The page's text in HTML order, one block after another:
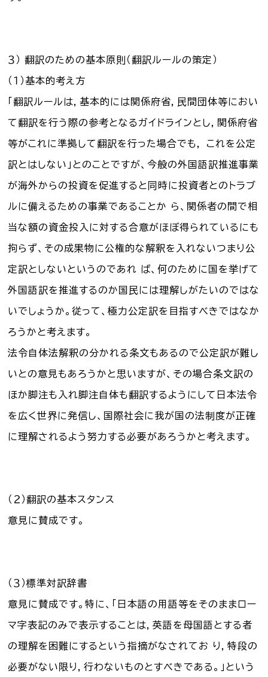
３） 翻訳のための基本原則（翻訳ルールの策定）
（１）基本的考え方
「翻訳ルールは，基本的には関係府省，民間団体等におい
て翻訳を行う際の参考となるガイドラインとし，関係府省
等がこれに準拠して翻訳を行った場合でも， これを公定
訳とはしない」とのことですが、今般の外国語訳推進事業
が海外からの投資を促進すると同時に投資者とのトラブ
ルに備えるための事業であることか ら、関係者の間で相
当な額の資金投入に対する合意がほぼ得られているにも
拘らず、その成果物に公権的な解釈を入れないつまり公
定訳としないというのであれ ば、何のために国を挙げて
外国語訳を推進するのか国民には理解しがたいのではな
いでしょうか。従って、極力公定訳を目指すべきではなか
ろうかと考えます。
法令自体法解釈の分かれる条文もあるので公定訳が難し
いとの意見もあろうかと思いますが、その場合条文訳の
ほか脚注も入れ脚注自体も翻訳するようにして日本法令
を広く世界に発信し、国際社会に我が国の法制度が正確
に理解されるよう努力する必要があろうかと考えます。
（２）翻訳の基本スタンス
意見に賛成です。
（３）標準対訳辞書
意見に賛成です。特に、「日本語の用語等をそのままロー
マ字表記のみで表示することは，英語を母国語とする者
の理解を困難にするという指摘がなされてお り，特段の
必要がない限り，行わないものとすべきである。」という